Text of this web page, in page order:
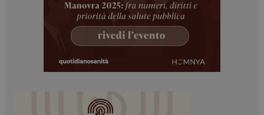
_ga
Google LLC
.dailyhealthindustry.it